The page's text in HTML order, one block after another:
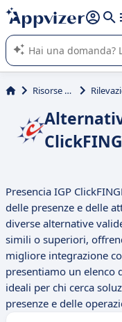
righe con
shift + enter
L'IA di Appvizer vi guida
software SaaS per la
Risorse umane (HR)
Presencia IGP
delle presenze e delle
diverse alternative
simili o superiori,
migliore integrazione
presentiamo un elenco
ideali per chi cerca
presenze e delle